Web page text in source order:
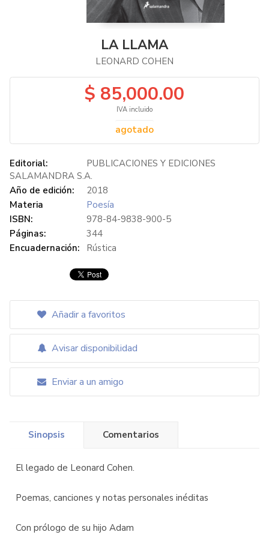
LA LLAMA
LEONARD COHEN
$ 85,000.00
IVA incluido
agotado
Editorial:
PUBLICACIONES Y EDICIONES
SALAMANDRA S.A.
Año de edición:
2018
Materia
Poesía
ISBN:
978-84-9838-900-5
Páginas:
344
Encuadernación:
Rústica
Añadir a favoritos
Avisar disponibilidad
Enviar a un amigo
Sinopsis Comentarios
El legado de Leonard Cohen.
Poemas, canciones y notas personales inéditas
Con prólogo de su hijo Adam